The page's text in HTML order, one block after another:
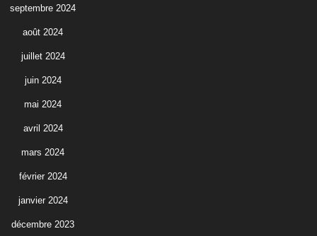
septembre 2024
août 2024
juillet 2024
juin 2024
mai 2024
avril 2024
mars 2024
février 2024
janvier 2024
décembre 2023